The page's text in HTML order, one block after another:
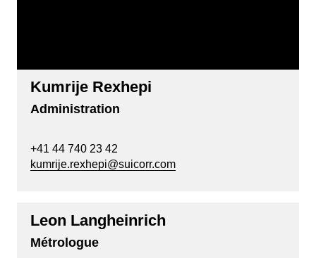
Kumrije Rexhepi
Administration
+41 44 740 23 42
kumrije.rexhepi@suicorr.com
Leon Langheinrich
Métrologue